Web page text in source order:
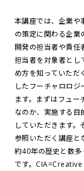
本講座では、企業や
の策定に関わる企業
開発の担当者や責任
担当者を対象者とし
め方を知っていただ
したフーチャロロ
ます。まずはフュー
なのか、実施する目
していただきます
参照いただく講座と
約40年の歴史と数
です。